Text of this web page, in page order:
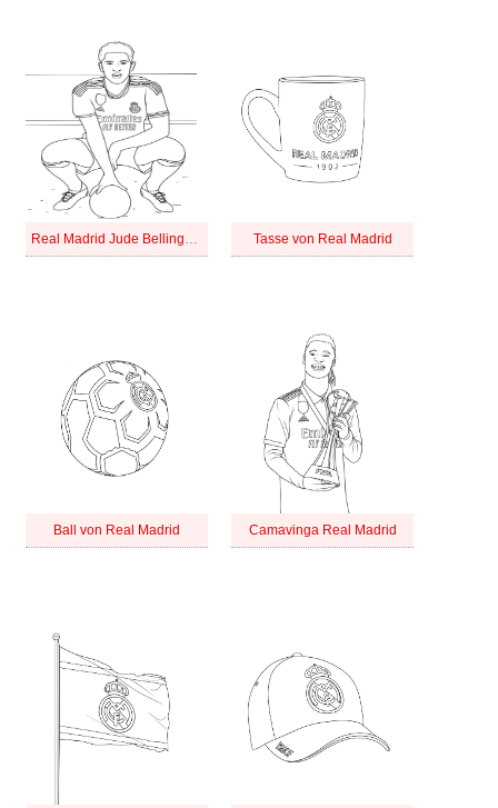
Real Madrid Jude Bellingham Tasse von Real Madrid
Ball von Real Madrid Camavinga Real Madrid